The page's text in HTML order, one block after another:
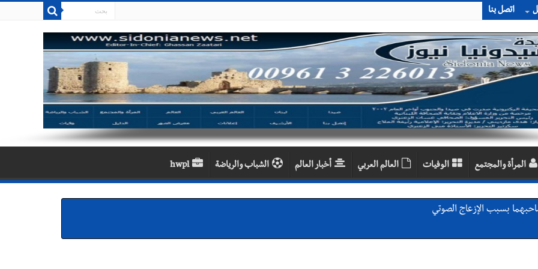
اتصل بنا
المرأة والمجتمع الوفيات العالم العربي أخبار العالم الشباب والرياضة hwpl
بسبب الإزعاج الصوتي